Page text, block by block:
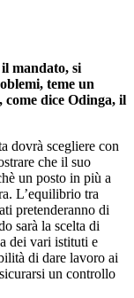
mandato, si
teme un
dice Odinga, il
dovrà scegliere con
che il suo
un posto in più a
L’equilibrio tra
pretenderanno di
sarà la scelta di
dei vari istituti e
di dare lavoro ai
un controllo